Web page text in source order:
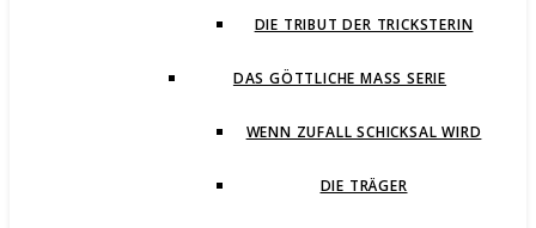
DIE TRIBUT DER TRICKSTERIN
DAS GÖTTLICHE MASS SERIE
WENN ZUFALL SCHICKSAL WIRD
DIE TRÄGER